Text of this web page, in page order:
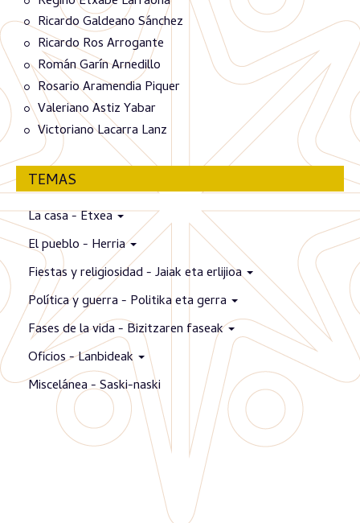
Ricardo Galdeano Sánchez
Ricardo Ros Arrogante
Román Garín Arnedillo
Rosario Aramendia Piquer
Valeriano Astiz Yabar
Victoriano Lacarra Lanz
TEMAS
La casa - Etxea
El pueblo - Herria
Fiestas y religiosidad - Jaiak eta erlijioa
Política y guerra - Politika eta gerra
Fases de la vida - Bizitzaren faseak
Oficios - Lanbideak
Miscelánea - Saski-naski